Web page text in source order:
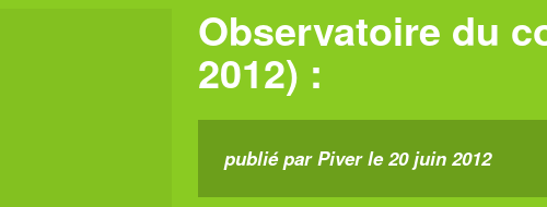
Observatoire du
2012) :
publié par Piver le 20 juin 2012